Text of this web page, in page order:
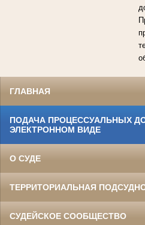
ГЛАВНАЯ
ПОДАЧА ПРОЦЕССУАЛЬНЫХ
ЭЛЕКТРОННОМ ВИДЕ
О СУДЕ
ТЕРРИТОРИАЛЬНАЯ
СУДЕЙСКОЕ СООБЩЕСТВО